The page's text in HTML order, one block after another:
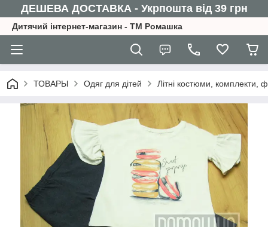
ДЕШЕВА ДОСТАВКА - Укрпошта від 39 грн
Дитячий інтернет-магазин - ТМ Ромашка
ТОВАРЫ Одяг для дітей Літні костюми, комплекти,